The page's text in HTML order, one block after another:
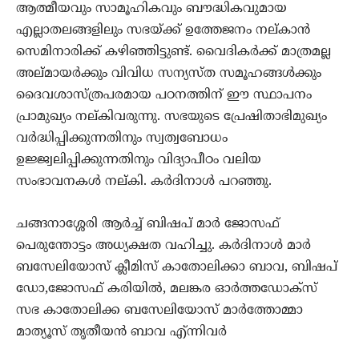
ആത്മീയവും സാമൂഹികവും ബൗദ്ധികവുമായ
എല്ലാതലങ്ങളിലും സഭയ്ക്ക് ഉത്തേജനം നല്കാന്‍
സെമിനാരിക്ക് കഴിഞ്ഞിട്ടുണ്ട്. വൈദികര്‍ക്ക് മാത്രമല്ല
അല്മായര്‍ക്കും വിവിധ സന്യസ്ത സമൂഹങ്ങള്‍ക്കും
ദൈവശാസ്ത്രപരമായ പഠനത്തിന് ഈ സ്ഥാപനം
പ്രാമുഖ്യം നല്കിവരുന്നു. സഭയുടെ പ്രേഷിതാഭിമുഖ്യം
വര്‍ദ്ധിപ്പിക്കുന്നതിനും സ്വത്വബോധം
ഉജ്ജ്വലിപ്പിക്കുന്നതിനും വിദ്യാപീഠം വലിയ
സംഭാവനകള്‍ നല്കി. കര്‍ദിനാള്‍ പറഞ്ഞു.
ചങ്ങനാശ്ശേരി ആര്‍ച്ച് ബിഷപ് മാര്‍ ജോസഫ്
പെരുന്തോട്ടം അധ്യക്ഷത വഹിച്ചു. കര്‍ദിനാള്‍ മാര്‍
ബസേലിയോസ് ക്ലീമിസ് കാതോലിക്കാ ബാവ, ബിഷപ്
ഡോ,ജോസഫ് കരിയില്‍, മലങ്കര ഓര്‍ത്തഡോക്‌സ്
സഭ കാതോലിക്ക ബസേലിയോസ് മാര്‍ത്തോമ്മാ
മാത്യൂസ് തൃതീയന്‍ ബാവ എ്ന്നിവര്‍